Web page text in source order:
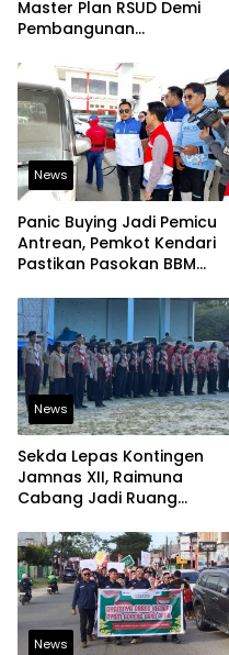
Master Plan RSUD Demi
Pembangunan
News
Panic Buying Jadi Pemicu
Antrean, Pemkot Kendari
Pastikan Pasokan BBM
News
Sekda Lepas Kontingen
Jamnas XII, Raimuna
Cabang Jadi Ruang
dan Berjiwa Pemimpin
News